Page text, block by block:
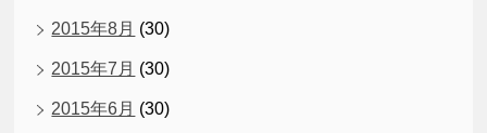
2015年8月 (30)
2015年7月 (30)
2015年6月 (30)